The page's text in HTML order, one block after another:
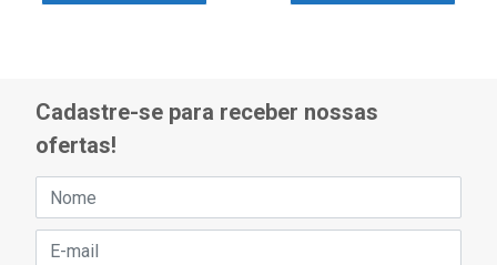
Cadastre-se para receber nossas
ofertas!